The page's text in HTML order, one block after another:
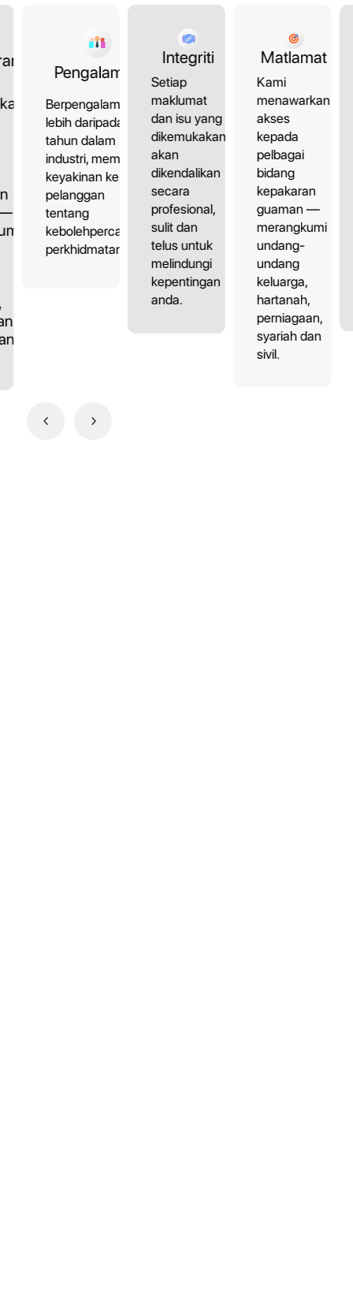
—
Pengalaman
Berpengalaman
lebih daripada 10
tahun dalam
industri, memberi
keyakinan kepada
pelanggan
tentang
kebolehpercayaan
perkhidmatan.
Integriti
Setiap
maklumat
dan isu yang
dikemukakan
akan
dikendalikan
secara
profesional,
sulit dan
telus untuk
melindungi
kepentingan
anda.
Matlamat
Kami
menawarkan
akses
kepada
pelbagai
bidang
kepakaran
guaman —
merangkumi
undang-
undang
keluarga,
hartanah,
perniagaan,
syariah dan
sivil.
4 5